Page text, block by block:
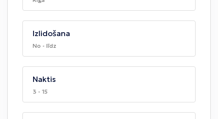
Izlidošana
No - līdz
Naktis
3 - 15